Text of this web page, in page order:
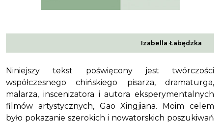
Izabella Łabędzka
Niniejszy tekst poświęcony jest twórczości
współczesnego chińskiego pisarza, dramaturga,
malarza, inscenizatora i autora eksperymentalnych
filmów artystycznych, Gao Xingjiana. Moim celem
było pokazanie szerokich i nowatorskich poszukiwań